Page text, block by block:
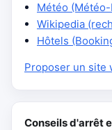
Météo
Wikipedia
Hôtels
Proposer un site
Conseils d'arrêt